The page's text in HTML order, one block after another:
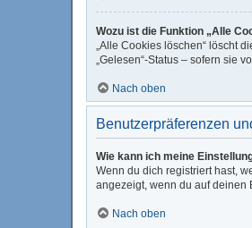
Wozu ist die Funktion „Alle
„Alle Cookies löschen“ löscht
„Gelesen“-Status – sofern sie
Nach oben
Benutzerpräferenzen
Wie kann ich meine
Wenn du dich registriert hast,
angezeigt, wenn du auf deinen
Nach oben